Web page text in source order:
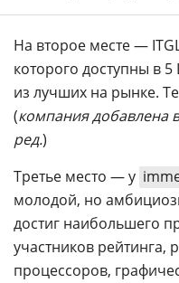
На второе месте —
которого доступны в
из лучших на рынке.
(компания добавлена
ред.)
Третье место — у
молодой, но
достиг наибольшего
участников рейтинга,
процессоров,